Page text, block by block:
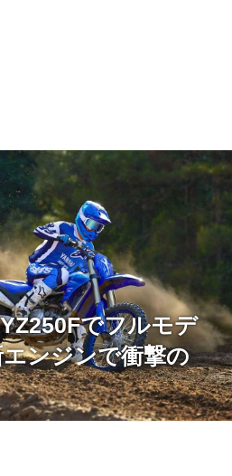
でフルモデ
ンジンで衝撃の